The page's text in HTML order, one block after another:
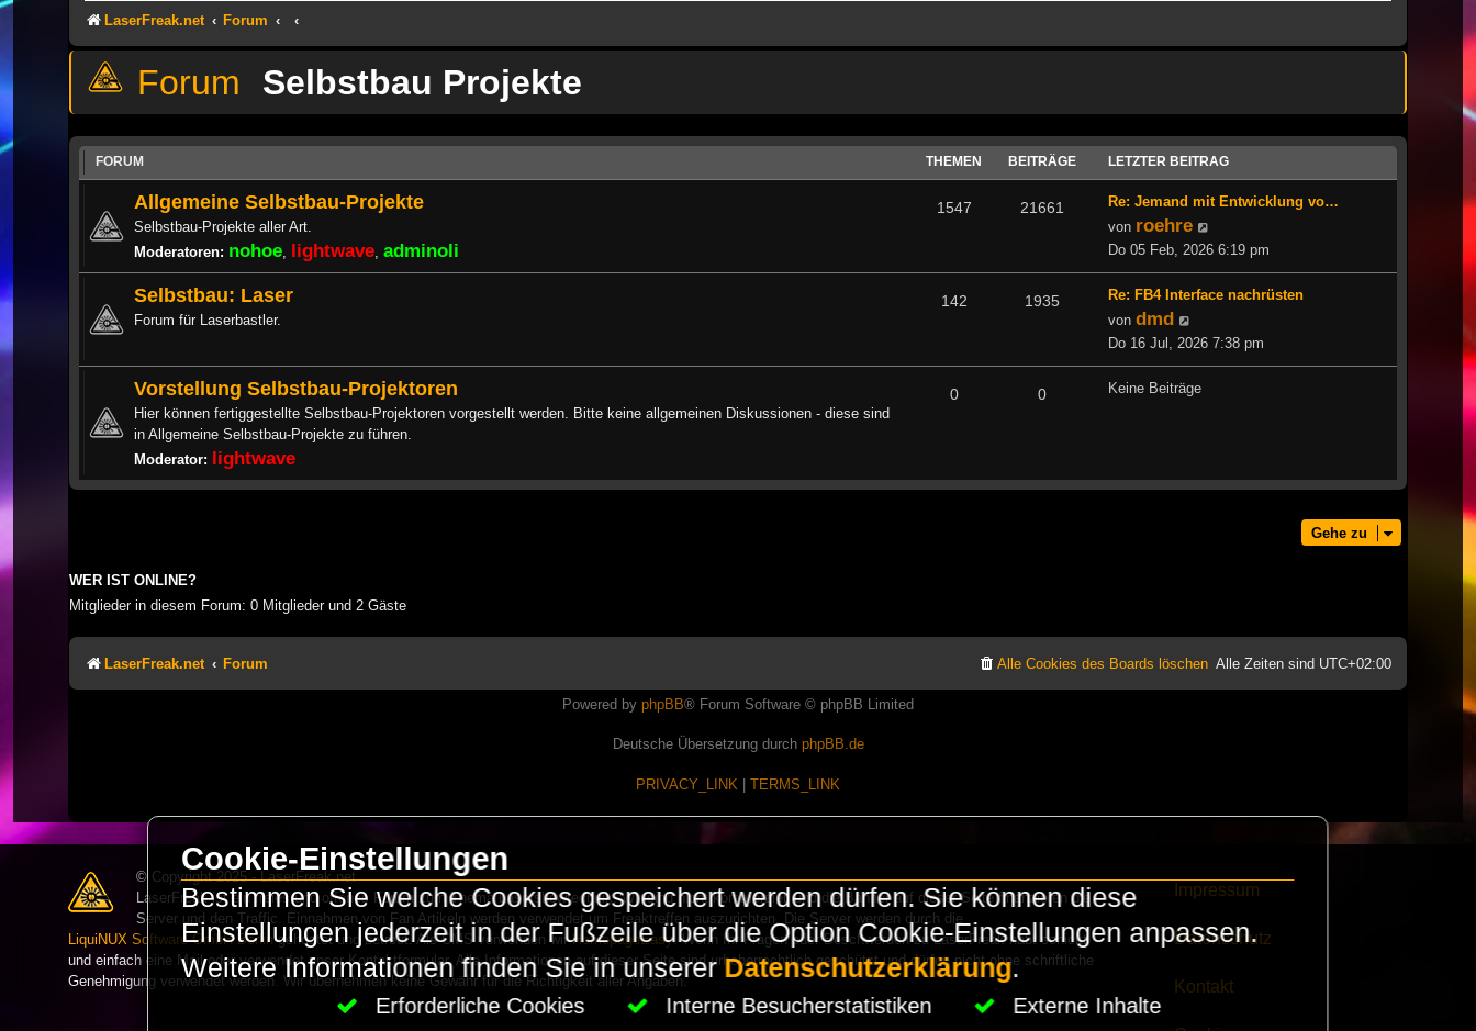
LaserFreak.net Forum
Selbstbau Projekte
FORUM THEMEN BEITRÄGE LETZTER BEITRAG
Allgemeine Selbstbau-Projekte
Selbstbau-Projekte aller Art.
Moderatoren: nohoe lightwave adminoli
1547 21661
Re: Jemand mit Entwicklung vo…
von roehre
Beitrag
Do 05 Feb, 2026 6:19 pm
Selbstbau: Laser
Forum für Laserbastler.
142 1935
Re: FB4 Interface nachrüsten
von dmd
Beitrag
Do 16 Jul, 2026 7:38 pm
Vorstellung Selbstbau-Projektoren
Hier können fertiggestellte Selbstbau-Projektoren vorgestellt werden. Bitte keine allgemeinen Diskussionen - diese sind
in Allgemeine Selbstbau-Projekte zu führen.
Moderator: lightwave
0 0 Keine Beiträge
Gehe zu
WER IST ONLINE?
Mitglieder in diesem Forum: 0 Mitglieder und 2 Gäste
LaserFreak.net Forum Alle Zeiten sind UTC+02:00
Alle Cookies des Boards löschen
Powered by phpBB® Forum Software © phpBB Limited
Deutsche Übersetzung durch phpBB.de
PRIVACY_LINK TERMS_LINK
© Copyright 2025 - LaserFreak.net
LaserFreak ist ein freies und offenes Forum zum Thema Lasershowtechnik. Wir sind nicht kommerziell und die Banner auf dieser Seite finanzieren die
Server und den Traffic. Einnahmen von Fan Artikeln werden verwendet um Freaktreffen auszurichten. Die Server werden durch die
LiquiNUX Software GmbH Berlingehostet und betreut. Als CMS verwenden wirHomepageEasy. Wenn Ihr Fragen oder Beschwerden zu LaserFreak habt schickt
und einfach eine Mail oder verwendet unser Kontaktformular. Alle Informationen auf dieser Seite sind urheberrechtlich geschützt und dürfen nicht ohne schriftliche
Genehmigung verwendet werden. Wir übernehmen keine Gewähr für die Richtigkeit aller Angaben.
Impressum
Datenschutz
Kontakt
Cookie-Einstellungen
Bestimmen Sie welche Cookies gespeichert werden dürfen. Sie können diese
Einstellungen jederzeit in der Fußzeile über die Option Cookie-Einstellungen anpassen.
Weitere Informationen finden Sie in unsererDatenschutzerklärung.
Erforderliche Cookies Interne Besucherstatistiken Externe Inhalte